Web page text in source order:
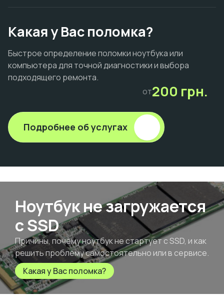
Какая у Вас поломка?
Быстрое определение поломки ноутбука или
компьютера для точной диагностики и выбора
подходящего ремонта.
от200 грн.
Подробнее об услугах
Ноутбук не загружается
с SSD
Причины, почему ноутбук не стартует с SSD, и как
решить проблему самостоятельно или в сервисе.
Какая у Вас поломка?